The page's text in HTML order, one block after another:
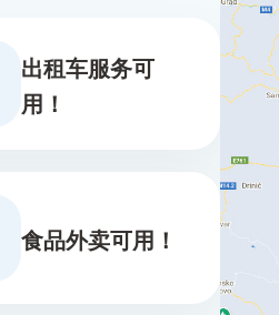
出租车服务可
用！
食品外卖可用！